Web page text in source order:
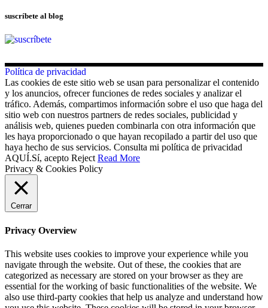
suscríbete al blog
Política de privacidad
Las cookies de este sitio web se usan para personalizar el contenido
y los anuncios, ofrecer funciones de redes sociales y analizar el
tráfico. Además, compartimos información sobre el uso que haga del
sitio web con nuestros partners de redes sociales, publicidad y
análisis web, quienes pueden combinarla con otra información que
les haya proporcionado o que hayan recopilado a partir del uso que
haya hecho de sus servicios. Consulta mi política de privacidad
AQUÍ.Sí, acepto Reject Read More
Privacy & Cookies Policy
Cerrar
Privacy Overview
This website uses cookies to improve your experience while you
navigate through the website. Out of these, the cookies that are
categorized as necessary are stored on your browser as they are
essential for the working of basic functionalities of the website. We
also use third-party cookies that help us analyze and understand how